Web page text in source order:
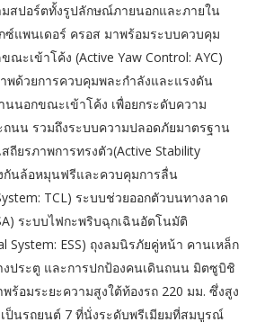
สปอร์ตทั้งรูปลักษณ์ภายนอกและภายใน
ซ์แพนเดอร์ ครอส มาพร้อมระบบควบคุม
ะเข้าโค้ง (Active Yaw Control: AYC)
พด้วยการควบคุมพละกำลังและแรงดัน
นนอกขณะเข้าโค้ง เพื่อยกระดับความ
ถนน รวมถึงระบบความปลอดภัยมาตรฐาน
ถียรภาพการทรงตัว(Active Stability
กันล้อหมุนฟรีและควบคุมการลื่น
TCL) ระบบช่วยออกตัวบนทางลาด
ระบบไฟกะพริบฉุกเฉินอัตโนมัติ
System: ESS) ถุงลมนิรภัยคู่หน้า คานเหล็ก
ประตู และการปกป้องคนเดินถนน มิตซูบิชิ
ร้อมระยะความสูงใต้ท้องรถ 220 มม. ซึ่งสูง
ป็นรถยนต์ 7 ที่นั่งระดับพรีเมียมที่สมบูรณ์